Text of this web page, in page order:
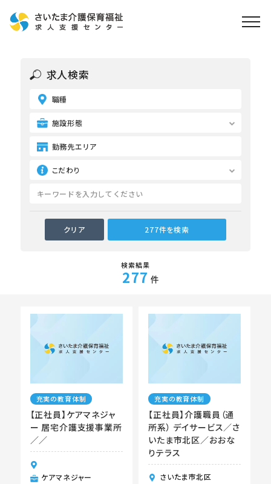
求人検索
就職・転職支援
資格取得なら
さいたま介護アカデミー
よくある質問
求人検索
職種
施設形態
勤務先エリア
こだわり
検索結果
277 件
充実の教育体制
【正社員】ケアマネジャ
ー 居宅介護支援事業所
／／
ケアマネジャー
充実の教育体制
【正社員】介護職員（通
所系） デイサービス／さ
いたま市北区／おおな
りテラス
さいたま市北区